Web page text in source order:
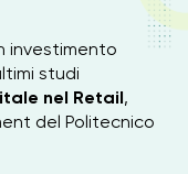
investimento
studi
nel Retail,
del Politecnico